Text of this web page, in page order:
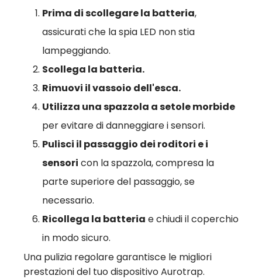
Prima di scollegare la batteria,
assicurati che la spia LED non stia
lampeggiando.
Scollega la batteria.
Rimuovi il vassoio dell'esca.
Utilizza una spazzola a setole morbide
per evitare di danneggiare i sensori.
Pulisci il passaggio dei roditori e i
sensori con la spazzola, compresa la
parte superiore del passaggio, se
necessario.
Ricollega la batteria e chiudi il coperchio
in modo sicuro.
Una pulizia regolare garantisce le migliori
prestazioni del tuo dispositivo Aurotrap.